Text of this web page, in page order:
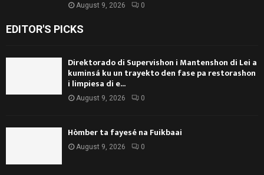
August 9, 2026 0
EDITOR'S PICKS
Direktorado di Supervishon i Mantenshon di Lei a
kuminsá ku un trayekto den fase pa restorashon
i limpiesa di e...
August 9, 2026 0
Hòmber ta fayesé na Fuikbaai
August 9, 2026 0